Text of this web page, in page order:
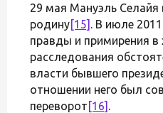
29 мая Мануэль Селайя
родину[15] . В июле
правды и примирения в
расследования
власти бывшего
отношении него был
переворот [16] .